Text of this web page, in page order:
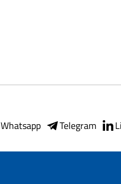
Whatsapp Telegram